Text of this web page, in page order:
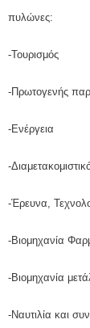
πυλώνες:
-Τουρισμός
-Πρωτογενής
-Ενέργεια
-
-Έρευνα,
-Βιομηχανία
-Βιομηχανία
-Ναυτιλία και